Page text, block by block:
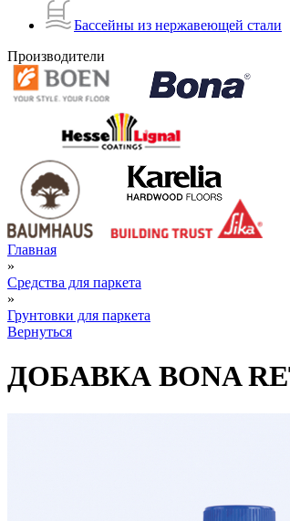
Бассейны из нержавеющей стали
Производители
Главная
»
Средства для паркета
»
Грунтовки для паркета
Вернуться
ДОБАВКА BONA